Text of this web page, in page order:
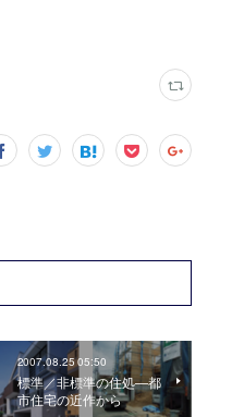
2007.08.25 05:50
標準／非標準の住処―都
市住宅の近作から